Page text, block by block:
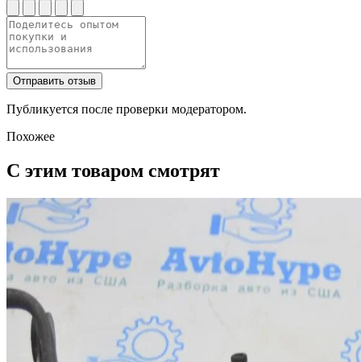
Отправить отзыв
Публикуется после проверки модератором.
Похожее
С этим товаром смотрят